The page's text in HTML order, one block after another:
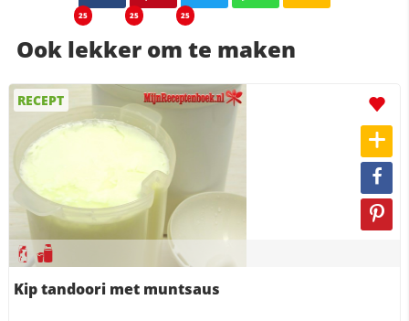
25 25 25
Ook lekker om te maken
RECEPT
Kip tandoori met muntsaus